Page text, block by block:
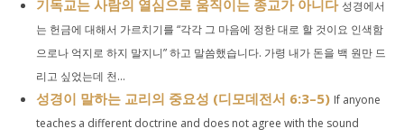
기독교는 사람의 열심으로 움직이는 종교가 아니다 성경에서
는 헌금에 대해서 가르치기를 “각각 그 마음에 정한 대로 할 것이요 인색함
으로나 억지로 하지 말지니” 하고 말씀했습니다. 가령 내가 돈을 백 원만 드
리고 싶었는데 천...
성경이 말하는 교리의 중요성 (디모데전서 6:3–5) If anyone
teaches a different doctrine and does not agree with the sound